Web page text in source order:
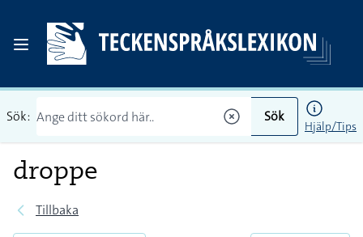
Sök: Sök
Hjälp/Tips
droppe
Tillbaka